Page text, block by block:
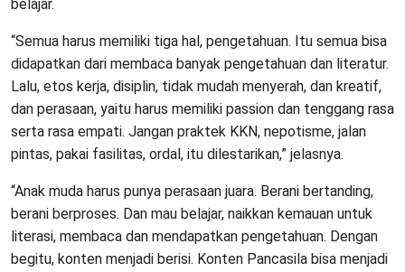
belajar.
“Semua harus memiliki tiga hal, pengetahuan. Itu semua bisa
didapatkan dari membaca banyak pengetahuan dan literatur.
Lalu, etos kerja, disiplin, tidak mudah menyerah, dan kreatif,
dan perasaan, yaitu harus memiliki passion dan tenggang rasa
serta rasa empati. Jangan praktek KKN, nepotisme, jalan
pintas, pakai fasilitas, ordal, itu dilestarikan,” jelasnya.
“Anak muda harus punya perasaan juara. Berani bertanding,
berani berproses. Dan mau belajar, naikkan kemauan untuk
literasi, membaca dan mendapatkan pengetahuan. Dengan
begitu, konten menjadi berisi. Konten Pancasila bisa menjadi